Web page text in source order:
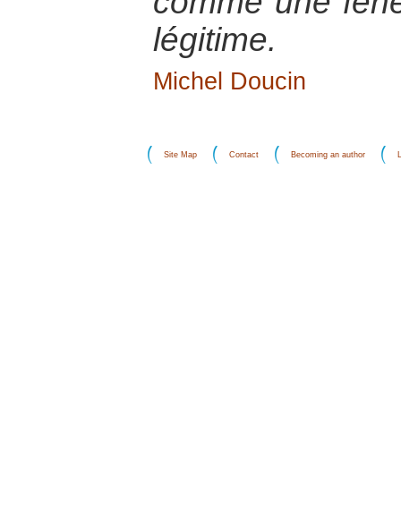
légitime.
Michel Doucin
Site Map Contact Becoming an author